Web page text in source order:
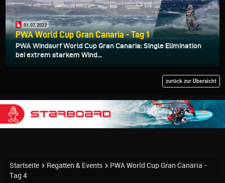
01.07.2023
PWA World Cup Gran Canaria - Tag 1
PWA Windsurf World Cup Gran Canaria: Single Elimination
bei extrem starkem Wind...
zurück zur Übersicht
Startseite Regatten & Events
PWA World Cup Gran Canaria -
Tag 4